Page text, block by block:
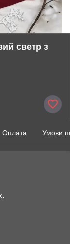
светр з
Оплата Умови